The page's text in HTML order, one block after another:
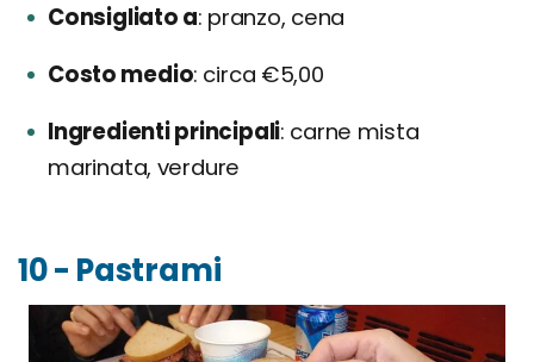
Consigliato a pranzo, cena
Costo medio circa €5,00
Ingredienti principali carne mista
marinata, verdure
10 - Pastrami